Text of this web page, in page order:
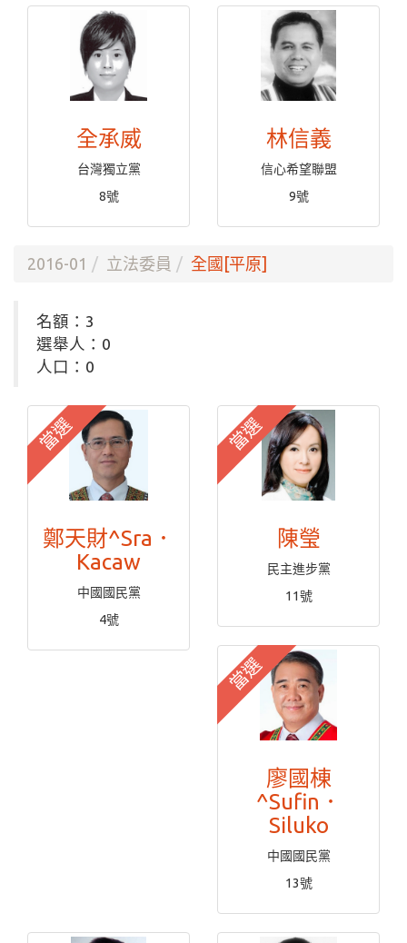
全承威
台灣獨立黨
8號
林信義
信心希望聯盟
9號
2016-01 立法委員 全國[平原]
名額：3
選舉人：0
人口：0
當選
鄭天財^Sra．
Kacaw
中國國民黨
4號
當選
陳瑩
民主進步黨
11號
當選
廖國棟
^Sufin．
Siluko
中國國民黨
13號